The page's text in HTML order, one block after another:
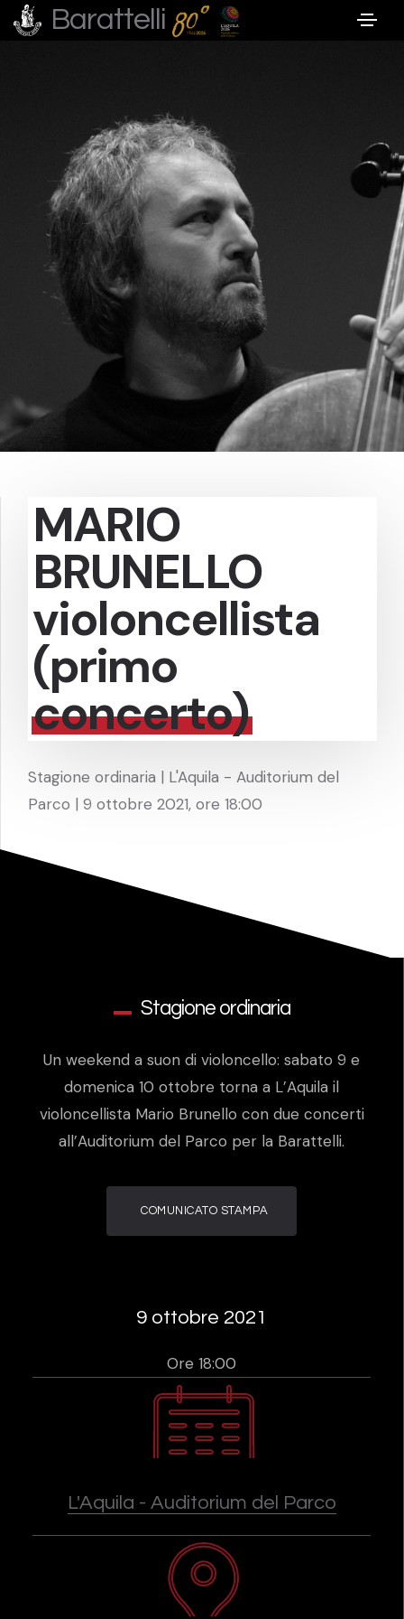
Barattelli
MARIO
BRUNELLO
violoncellista
(primo
concerto)
Stagione ordinaria | L'Aquila - Auditorium del
Parco | 9 ottobre 2021, ore 18:00
Stagione ordinaria
Un weekend a suon di violoncello: sabato 9 e
domenica 10 ottobre torna a L’Aquila il
violoncellista Mario Brunello con due concerti
all’Auditorium del Parco per la Barattelli.
COMUNICATO STAMPA
9 ottobre 2021
Ore 18:00
L'Aquila - Auditorium del Parco